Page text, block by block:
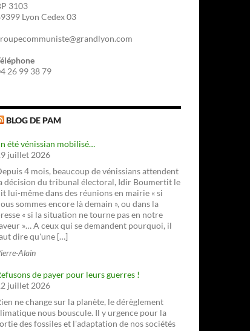
3103
Lyon Cedex 03
26 99 38 79
BLOG DE PAM
été vénissian mobilisé…
juillet 2026
4 mois, beaucoup de vénissians attendent
décision du tribunal électoral, Idir Boumertit le
lui-même dans des réunions en mairie « si
sommes encore là demain », ou dans la
« si la situation ne tourne pas en notre
»… A ceux qui se demandent pourquoi, il
dire qu'une […]
Alain
de payer pour leurs guerres !
juillet 2026
ne change sur la planète, le dérèglement
nous bouscule. Il y urgence pour la
des fossiles et l'adaptation de nos sociétés